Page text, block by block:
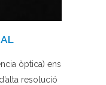
òptica) ens
resolució